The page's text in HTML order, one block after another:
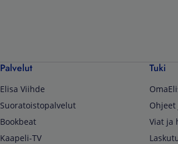
Palvelut
Elisa Viihde
Suoratoistopalvelut
Bookbeat
Kaapeli-TV
Tuki
Viat ja